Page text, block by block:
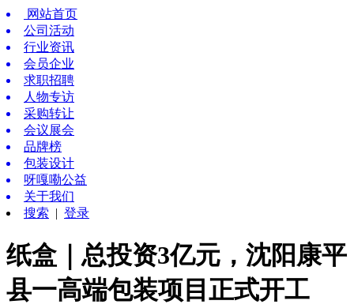
网站首页
公司活动
行业资讯
会员企业
求职招聘
人物专访
采购转让
会议展会
品牌榜
包装设计
呀嘎嘞公益
关于我们
搜索 | 登录
纸盒｜总投资3亿元，沈阳康平
县一高端包装项目正式开工